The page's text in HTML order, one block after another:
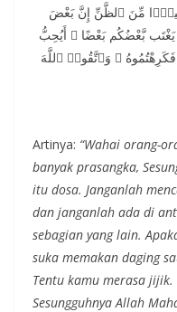
بَّعْضُكُم بَعْضًا ۚ أَيُحِبُّ
وَٱتَّقُوا۟ ٱللَّهَ
Artinya: “Wahai orang-
banyak prasangka,
itu dosa. Janganlah
dan janganlah ada di
sebagian yang lain.
suka memakan daging
Tentu kamu merasa
Sesungguhnya Allah